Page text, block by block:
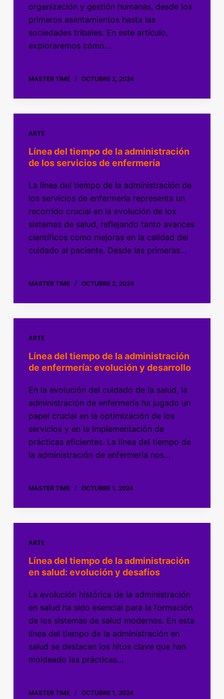
organización y gestión humanas, desde los
primeros asentamientos hasta las
sociedades tribales. En este artículo,
exploraremos cómo…
MASTER TIME OCTUBRE 2, 2024
ARTE
Línea del tiempo de la administración
de los servicios de enfermería
La línea del tiempo de la administración de
los servicios de enfermería representa un
recorrido crucial en la evolución de los
sistemas de salud, reflejando tanto avances
científicos como mejoras en la calidad del
cuidado al paciente. Desde las primeras…
MASTER TIME OCTUBRE 2, 2024
ARTE
Línea del tiempo de la administración
de enfermería: evolución y desarrollo
En la evolución del cuidado de la salud, la
administración de enfermería ha jugado un
papel crucial en la optimización de los
servicios y en la implementación de
prácticas eficientes. La línea del tiempo de
la administración de enfermería nos…
MASTER TIME OCTUBRE 1, 2024
ARTE
Línea del tiempo de la administración
en salud: evolución y desafíos
La evolución histórica de la administración
en salud ha sido esencial para la formación
de los sistemas de salud modernos. En esta
línea del tiempo de la administración en
salud se destacan los hitos clave que han
moldeado las prácticas…
MASTER TIME OCTUBRE 1, 2024